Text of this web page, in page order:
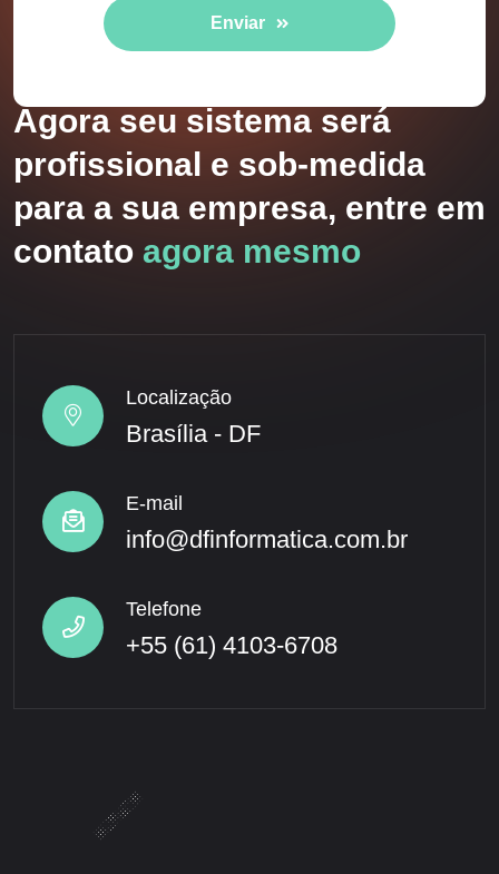
Enviar
Agora seu sistema será
profissional e sob-medida
para a sua empresa, entre em
contato agora mesmo
Localização
Brasília - DF
E-mail
info@dfinformatica.com.br
Telefone
+55 (61) 4103-6708